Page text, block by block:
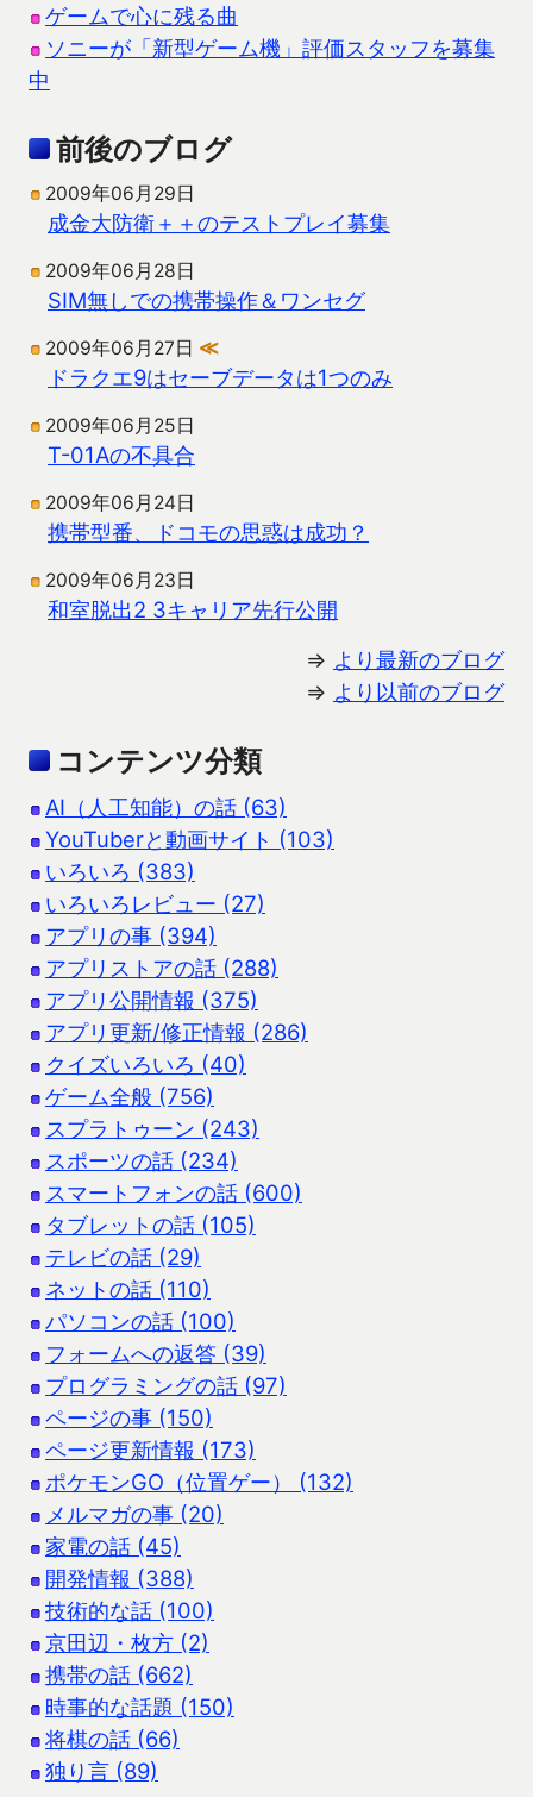
ゲームで心に残る曲
ソニーが「新型ゲーム機」評価スタッフを募集
中
前後のブログ
2009年06月29日
成金大防衛＋＋のテストプレイ募集
2009年06月28日
SIM無しでの携帯操作＆ワンセグ
2009年06月27日 ≪
ドラクエ9はセーブデータは1つのみ
2009年06月25日
T-01Aの不具合
2009年06月24日
携帯型番、ドコモの思惑は成功？
2009年06月23日
和室脱出2 3キャリア先行公開
⇒ より最新のブログ
⇒ より以前のブログ
コンテンツ分類
AI（人工知能）の話 (63)
YouTuberと動画サイト (103)
いろいろ (383)
いろいろレビュー (27)
アプリの事 (394)
アプリストアの話 (288)
アプリ公開情報 (375)
アプリ更新/修正情報 (286)
クイズいろいろ (40)
ゲーム全般 (756)
スプラトゥーン (243)
スポーツの話 (234)
スマートフォンの話 (600)
タブレットの話 (105)
テレビの話 (29)
ネットの話 (110)
パソコンの話 (100)
フォームへの返答 (39)
プログラミングの話 (97)
ページの事 (150)
ページ更新情報 (173)
ポケモンGO（位置ゲー） (132)
メルマガの事 (20)
家電の話 (45)
開発情報 (388)
技術的な話 (100)
京田辺・枚方 (2)
携帯の話 (662)
時事的な話題 (150)
将棋の話 (66)
独り言 (89)